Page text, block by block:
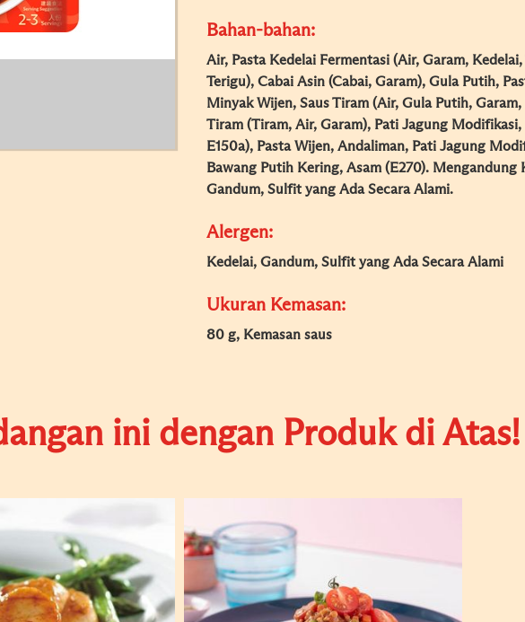
Bahan-bahan:
Air, Pasta Kedelai Fermentasi (Air, Garam, Kedelai,
Terigu), Cabai Asin (Cabai, Garam), Gula Putih,
Minyak Wijen, Saus Tiram (Air, Gula Putih,
Tiram (Tiram, Air, Garam), Pati Jagung Modifikasi,
E150a), Pasta Wijen, Andaliman, Pati Jagung
Bawang Putih Kering, Asam (E270). Mengandung
Gandum, Sulfit yang Ada Secara Alami.
Alergen:
Kedelai, Gandum, Sulfit yang Ada Secara Alami
Ukuran Kemasan:
80 g, Kemasan saus
ini dengan Produk di Atas!